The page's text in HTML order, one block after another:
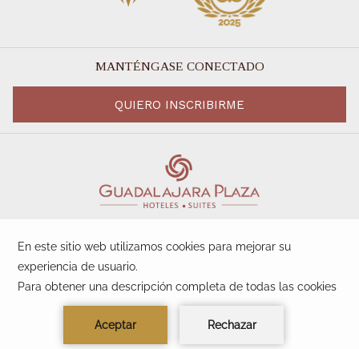
MANTÉNGASE CONECTADO
QUIERO INSCRIBIRME
Manage Cookies